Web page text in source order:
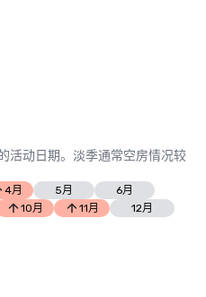
活动日期。淡季通常空房情况较
4月 5月
6月
10月 11月 12月